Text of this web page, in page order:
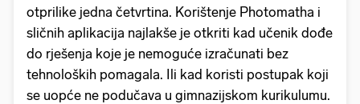
otprilike jedna četvrtina. Korištenje Photomatha i
sličnih aplikacija najlakše je otkriti kad učenik dođe
do rješenja koje je nemoguće izračunati bez
tehnoloških pomagala. Ili kad koristi postupak koji
se uopće ne podučava u gimnazijskom kurikulumu.